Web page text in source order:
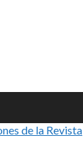
de la Revista